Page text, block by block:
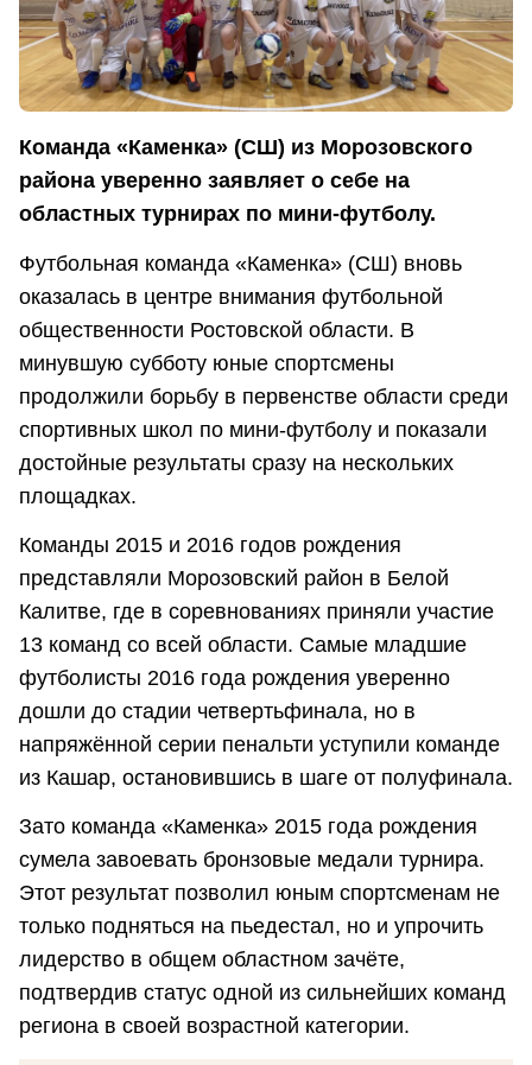
Команда «Каменка» (СШ) из Морозовского
района уверенно заявляет о себе на
областных турнирах по мини-футболу.
Футбольная команда «Каменка» (СШ) вновь
оказалась в центре внимания футбольной
общественности Ростовской области. В
минувшую субботу юные спортсмены
продолжили борьбу в первенстве области среди
спортивных школ по мини-футболу и показали
достойные результаты сразу на нескольких
площадках.
Команды 2015 и 2016 годов рождения
представляли Морозовский район в Белой
Калитве, где в соревнованиях приняли участие
13 команд со всей области. Самые младшие
футболисты 2016 года рождения уверенно
дошли до стадии четвертьфинала, но в
напряжённой серии пенальти уступили команде
из Кашар, остановившись в шаге от полуфинала.
Зато команда «Каменка» 2015 года рождения
сумела завоевать бронзовые медали турнира.
Этот результат позволил юным спортсменам не
только подняться на пьедестал, но и упрочить
лидерство в общем областном зачёте,
подтвердив статус одной из сильнейших команд
региона в своей возрастной категории.